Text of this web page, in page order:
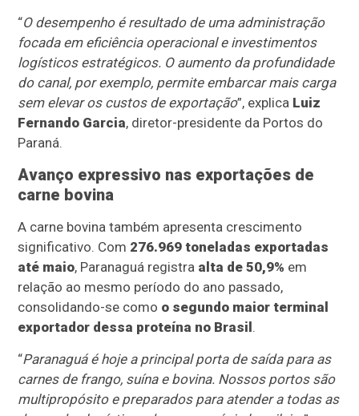
“O desempenho é resultado de uma administração
focada em eficiência operacional e investimentos
logísticos estratégicos. O aumento da profundidade
do canal, por exemplo, permite embarcar mais carga
sem elevar os custos de exportação”, explica Luiz
Fernando Garcia, diretor-presidente da Portos do
Paraná.
Avanço expressivo nas exportações de
carne bovina
A carne bovina também apresenta crescimento
significativo. Com 276.969 toneladas exportadas
até maio, Paranaguá registra alta de 50,9% em
relação ao mesmo período do ano passado,
consolidando-se como o segundo maior terminal
exportador dessa proteína no Brasil .
“Paranaguá é hoje a principal porta de saída para as
carnes de frango, suína e bovina. Nossos portos são
multipropósito e preparados para atender a todas as